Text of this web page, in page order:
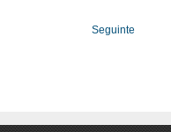
Seguinte